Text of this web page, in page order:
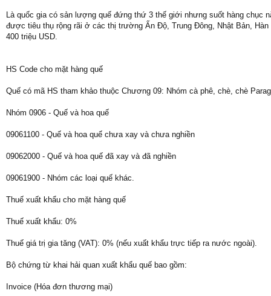
Là quốc gia có sản lượng quế đứng thứ 3 thế giới nhưng suốt hàng chục
được tiêu thụ rộng rãi ở các thị trường Ấn Độ, Trung Đông, Nhật Bản,
400 triệu USD.
HS Code cho mặt hàng quế
Quế có mã HS tham khảo thuộc Chương 09: Nhóm cà phê, chè, chè
Nhóm 0906 - Quế và hoa quế
09061100 - Quế và hoa quế chưa xay và chưa nghiền
09062000 - Quế và hoa quế đã xay và đã nghiền
09061900 - Nhóm các loại quế khác.
Thuế xuất khẩu cho mặt hàng quế
Thuế xuất khẩu: 0%
Thuế giá trị gia tăng (VAT): 0% (nếu xuất khẩu trực tiếp ra nước ngoài).
Bộ chứng từ khai hải quan xuất khẩu quế bao gồm:
Invoice (Hóa đơn thương mại)